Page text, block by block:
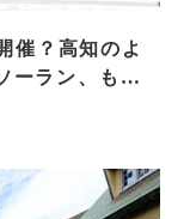
催？高知のよ
ーラン、もう